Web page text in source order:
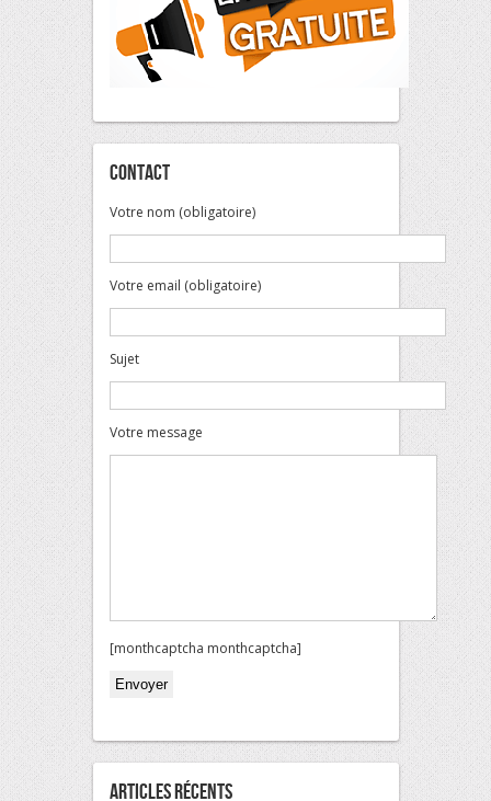
Contact
Votre nom (obligatoire)
Votre email (obligatoire)
Sujet
Votre message
[monthcaptcha monthcaptcha]
Articles Récents